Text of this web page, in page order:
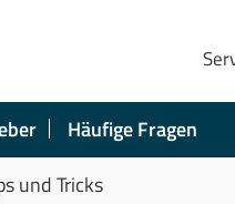
Häufige Fragen
und Tricks